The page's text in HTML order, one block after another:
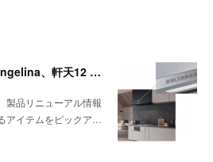
今月のPICK UP ITEM～Angelina、軒天12 トリスタ
製品リニューアル情報
アイテムをピックア…